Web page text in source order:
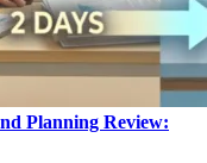
Planning Review: